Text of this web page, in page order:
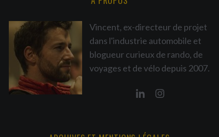
A PROPOS
Vincent, ex-directeur de projet
blogueur curieux de rando, de